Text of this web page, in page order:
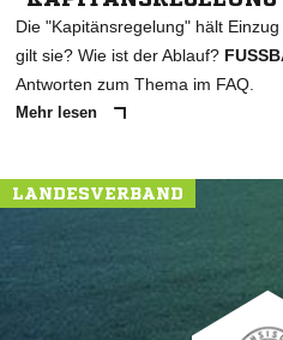
Die "Kapitänsregelung" hält
gilt sie? Wie ist der Ablauf?
Antworten zum Thema im FAQ.
Mehr lesen
LANDESVERBAND